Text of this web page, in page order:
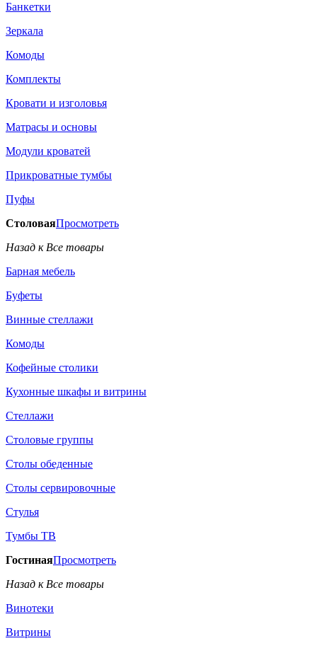
Банкетки
Зеркала
Комоды
Комплекты
Кровати и изголовья
Матрасы и основы
Модули кроватей
Прикроватные тумбы
Пуфы
СтоловаяПросмотреть
Назад к Все товары
Барная мебель
Буфеты
Винные стеллажи
Комоды
Кофейные столики
Кухонные шкафы и витрины
Стеллажи
Столовые группы
Столы обеденные
Столы сервировочные
Стулья
Тумбы ТВ
ГостинаяПросмотреть
Назад к Все товары
Винотеки
Витрины